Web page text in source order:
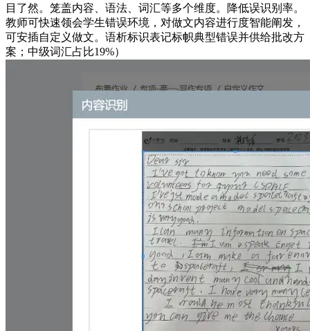
目了然。笼盖内容、语法、词汇等多个维度。降低误识别率。
教师可快速领会学生错误环境，对做文内容进行度智能阐发，
可安插自定义做文。语析标识表记标帜典型错误并供给批改方
案；中级词汇占比19%）